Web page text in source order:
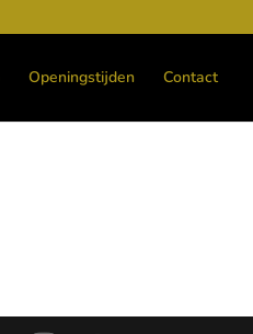
Openingstijden Contact